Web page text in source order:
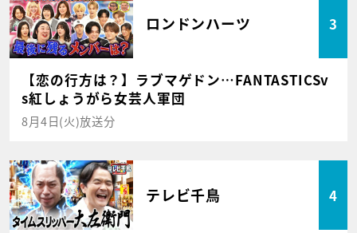
ロンドンハーツ 3
【恋の行方は？】ラブマゲドン…FANTASTICSv
s紅しょうがら女芸人軍団
8月4日(火)放送分
テレビ千鳥 4